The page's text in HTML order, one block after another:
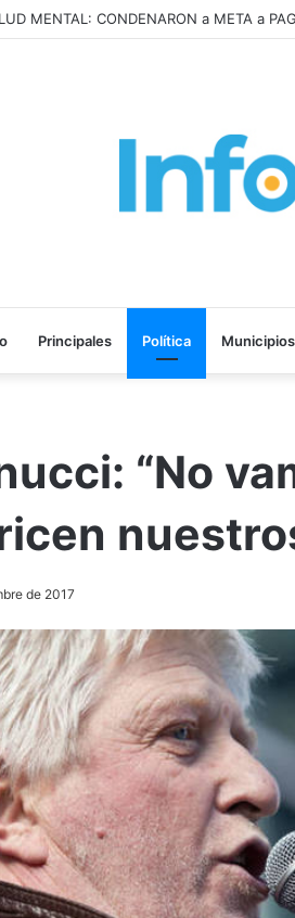
Cayetano: Paz, Pan y Trabajo «tenemos
Principales Política Municipios
“No
de 2017